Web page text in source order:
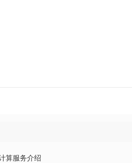
算服务介绍